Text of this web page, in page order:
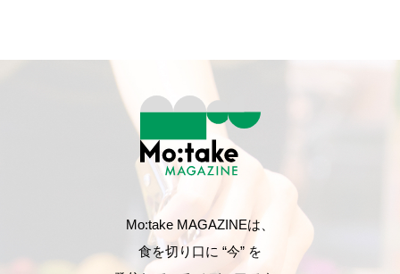
Mo:take MAGAZINEは、
食を切り口に “今” を